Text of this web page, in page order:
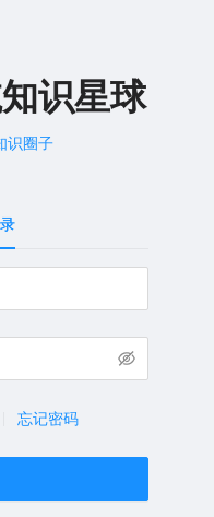
识星球
识圈子
忘记密码